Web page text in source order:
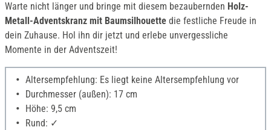
Warte nicht länger und bringe mit diesem bezaubernden Holz-
Metall-Adventskranz mit Baumsilhouette die festliche Freude in
dein Zuhause. Hol ihn dir jetzt und erlebe unvergessliche
Momente in der Adventszeit!
Altersempfehlung: Es liegt keine Altersempfehlung vor
Durchmesser (außen): 17 cm
Höhe: 9,5 cm
Rund: ✓